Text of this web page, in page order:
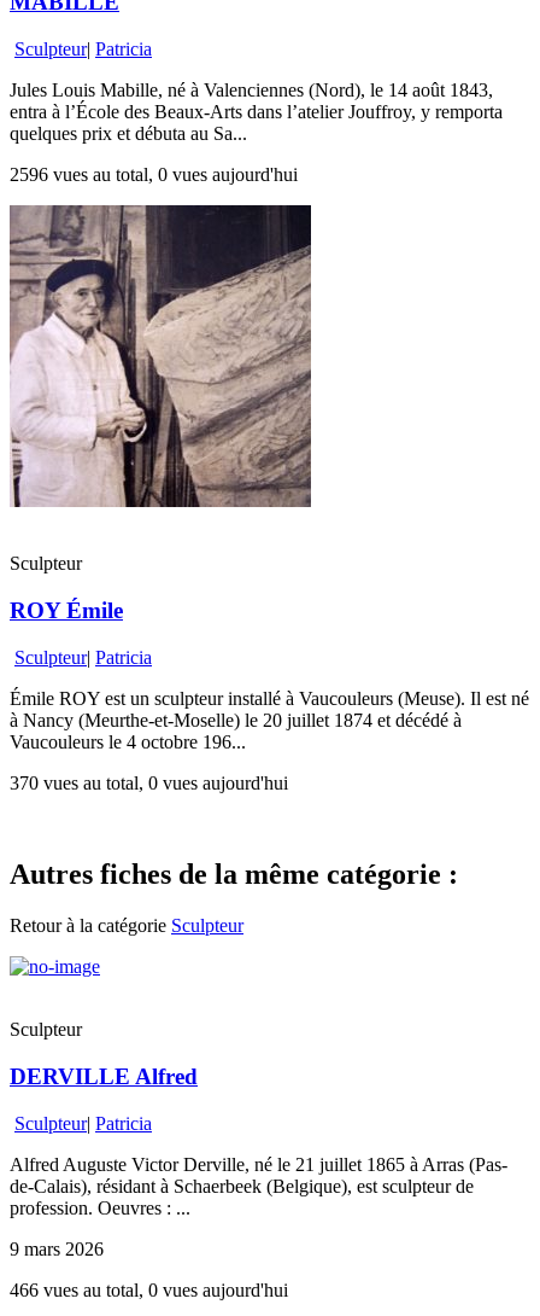
Sculpteur| Patricia
Jules Louis Mabille, né à Valenciennes (Nord), le 14 août 1843,
entra à l’École des Beaux-Arts dans l’atelier Jouffroy, y remporta
quelques prix et débuta au Sa...
2596 vues au total, 0 vues aujourd'hui
Sculpteur
ROY Émile
Sculpteur| Patricia
Émile ROY est un sculpteur installé à Vaucouleurs (Meuse). Il est né
à Nancy (Meurthe-et-Moselle) le 20 juillet 1874 et décédé à
Vaucouleurs le 4 octobre 196...
370 vues au total, 0 vues aujourd'hui
Autres fiches de la même catégorie :
Retour à la catégorie Sculpteur
Sculpteur
DERVILLE Alfred
Sculpteur| Patricia
Alfred Auguste Victor Derville, né le 21 juillet 1865 à Arras (Pas-
de-Calais), résidant à Schaerbeek (Belgique), est sculpteur de
profession. Oeuvres : ...
9 mars 2026
466 vues au total, 0 vues aujourd'hui